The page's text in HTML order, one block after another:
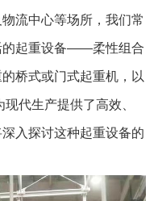
流中心等场所，我们常
的起重设备——柔性组合
桥式或门式起重机，以
现代生产提供了高效、
入探讨这种起重设备的